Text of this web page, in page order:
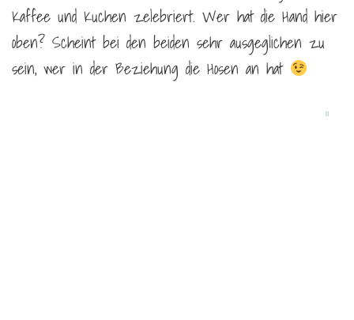
Kaffee und Kuchen zelebriert. Wer hat die Hand hier
oben? Scheint bei den beiden sehr ausgeglichen zu
sein, wer in der Beziehung die Hosen an hat